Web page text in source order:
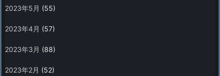
2023年5月 (55)
2023年4月 (57)
2023年3月 (88)
2023年2月 (52)